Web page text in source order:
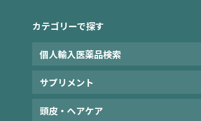
カテゴリーで探す
個人輸入医薬品検索
サプリメント
頭皮・ヘアケア